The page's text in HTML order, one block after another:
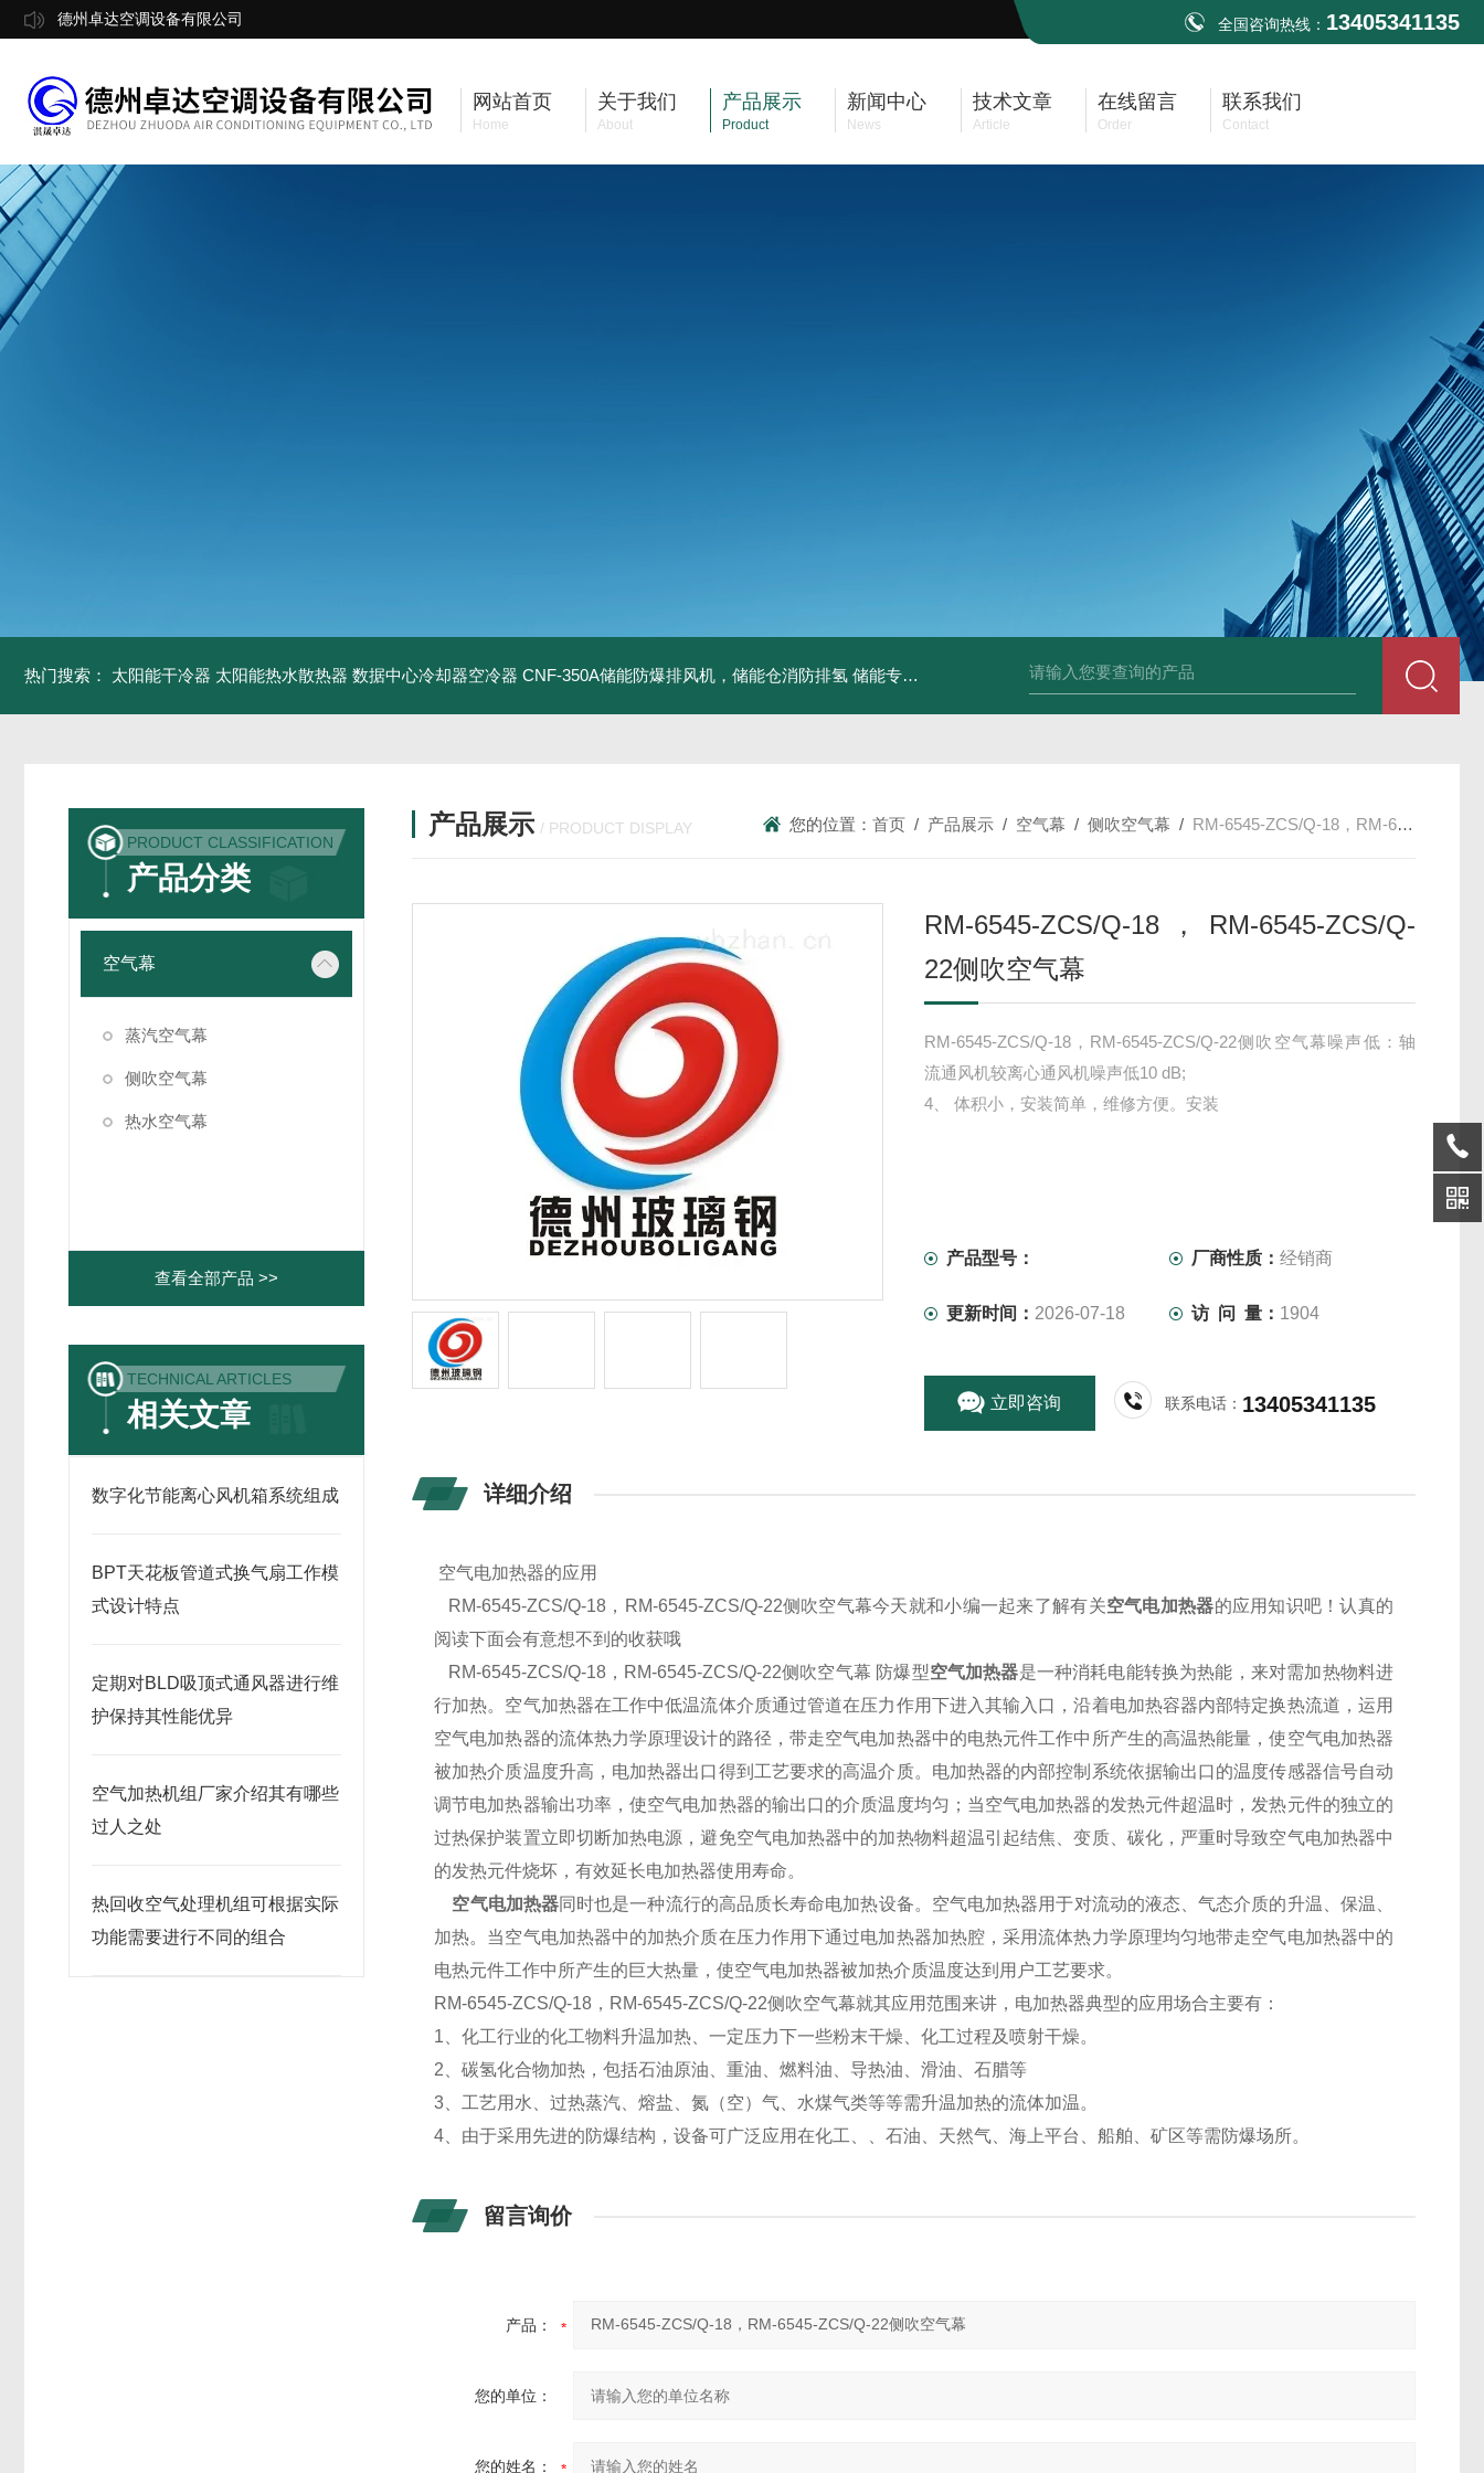
德州卓达空调设备有限公司 全国咨询热线： 13405341135
网站首页
Home
关于我们
About
产品展示
Product
新闻中心
News
技术文章
Article
在线留言
Order
联系我们
Contact
热门搜索： 太阳能干冷器 太阳能热水散热器 数据中心冷却器空冷器 CNF-350A储能防爆排风机，储能仓消防排氢 储能专用风机 储能箱风机 储能柜专用风机 PF-200/300/400/500排气扇/卫生间通风器
PRODUCT CLASSIFICATION
产品分类
空气幕
蒸汽空气幕
侧吹空气幕
热水空气幕
查看全部产品 >>
TECHNICAL ARTICLES
相关文章
数字化节能离心风机箱系统组成
BPT天花板管道式换气扇工作模
式设计特点
定期对BLD吸顶式通风器进行维
护保持其性能优异
空气加热机组厂家介绍其有哪些
过人之处
热回收空气处理机组可根据实际
功能需要进行不同的组合
产品展示 / PRODUCT DISPLAY 您的位置：首页 / 产品展示 / 空气幕 /侧吹空气幕 / RM-6545-ZCS/Q-18，RM-6545-ZCS/Q-22侧吹空气幕
RM-6545-ZCS/Q-18，RM-6545-ZCS/Q-
22侧吹空气幕
RM-6545-ZCS/Q-18，RM-6545-ZCS/Q-22侧吹空气幕噪声低：轴
流通风机较离心通风机噪声低10 dB;
4、 体积小，安装简单，维修方便。安装
产品型号： 厂商性质：经销商
更新时间： 2026-07-18 访 问 量： 1904
立即咨询 联系电话： 13405341135
详细介绍
空气电加热器的应用
RM-6545-ZCS/Q-18，RM-6545-ZCS/Q-22侧吹空气幕今天就和小编一起来了解有关空气电加热器的应用知识吧！认真的
阅读下面会有意想不到的收获哦
RM-6545-ZCS/Q-18，RM-6545-ZCS/Q-22侧吹空气幕 防爆型空气加热器是一种消耗电能转换为热能，来对需加热物料进
行加热。空气加热器在工作中低温流体介质通过管道在压力作用下进入其输入口，沿着电加热容器内部特定换热流道，运用
空气电加热器的流体热力学原理设计的路径，带走空气电加热器中的电热元件工作中所产生的高温热能量，使空气电加热器
被加热介质温度升高，电加热器出口得到工艺要求的高温介质。电加热器的内部控制系统依据输出口的温度传感器信号自动
调节电加热器输出功率，使空气电加热器的输出口的介质温度均匀；当空气电加热器的发热元件超温时，发热元件的独立的
过热保护装置立即切断加热电源，避免空气电加热器中的加热物料超温引起结焦、变质、碳化，严重时导致空气电加热器中
的发热元件烧坏，有效延长电加热器使用寿命。
空气电加热器同时也是一种流行的高品质长寿命电加热设备。空气电加热器用于对流动的液态、气态介质的升温、保温、
加热。当空气电加热器中的加热介质在压力作用下通过电加热器加热腔，采用流体热力学原理均匀地带走空气电加热器中的
电热元件工作中所产生的巨大热量，使空气电加热器被加热介质温度达到用户工艺要求。
RM-6545-ZCS/Q-18，RM-6545-ZCS/Q-22侧吹空气幕就其应用范围来讲，电加热器典型的应用场合主要有：
1、化工行业的化工物料升温加热、一定压力下一些粉末干燥、化工过程及喷射干燥。
2、碳氢化合物加热，包括石油原油、重油、燃料油、导热油、滑油、石腊等
3、工艺用水、过热蒸汽、熔盐、氮（空）气、水煤气类等等需升温加热的流体加温。
4、由于采用先进的防爆结构，设备可广泛应用在化工、、石油、天然气、海上平台、船舶、矿区等需防爆场所。
留言询价
产品：
您的单位：
您的姓名：